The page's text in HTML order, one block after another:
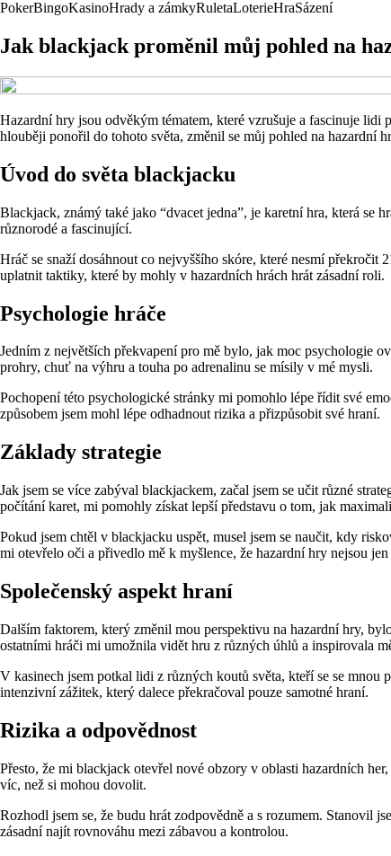
PokerBingoKasinoHrady a zámkyRuletaLoterieHraSázení
Jak blackjack proměnil můj pohled na
Hazardní hry jsou odvěkým tématem, které vzrušuje a fascinuje lidi
hlouběji ponořil do tohoto světa, změnil se můj pohled na hazardní
Úvod do světa blackjacku
Blackjack, známý také jako “dvacet jedna”, je karetní hra, která se
různorodé a fascinující.
Hráč se snaží dosáhnout co nejvyššího skóre, které nesmí
uplatnit taktiky, které by mohly v hazardních hrách hrát zásadní roli.
Psychologie hráče
Jedním z největších překvapení pro mě bylo, jak moc psychologie
prohry, chuť na výhru a touha po adrenalinu se mísily v mé mysli.
Pochopení této psychologické stránky mi pomohlo lépe řídit své
způsobem jsem mohl lépe odhadnout rizika a přizpůsobit své hraní.
Základy strategie
Jak jsem se více zabýval blackjackem, začal jsem se učit různé
počítání karet, mi pomohly získat lepší představu o tom, jak
Pokud jsem chtěl v blackjacku uspět, musel jsem se naučit, kdy
mi otevřelo oči a přivedlo mě k myšlence, že hazardní hry nejsou
Společenský aspekt hraní
Dalším faktorem, který změnil mou perspektivu na hazardní hry,
ostatními hráči mi umožnila vidět hru z různých úhlů a inspirovala
V kasinech jsem potkal lidi z různých koutů světa, kteří se se
intenzivní zážitek, který dalece překračoval pouze samotné hraní.
Rizika a odpovědnost
Přesto, že mi blackjack otevřel nové obzory v oblasti hazardních
víc, než si mohou dovolit.
Rozhodl jsem se, že budu hrát zodpovědně a s rozumem. Stanovil
zásadní najít rovnováhu mezi zábavou a kontrolou.